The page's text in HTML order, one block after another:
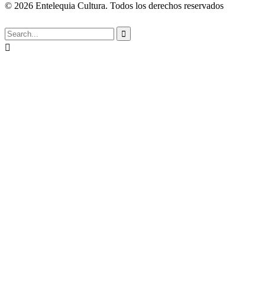
© 2026 Entelequia Cultura. Todos los derechos reservados

